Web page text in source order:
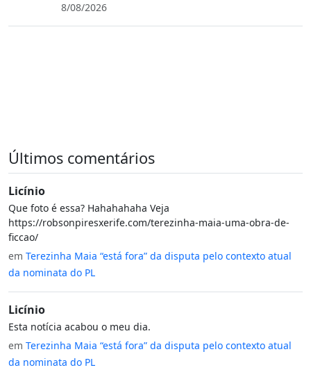
8/08/2026
Últimos comentários
Licínio
Que foto é essa? Hahahahaha Veja
https://robsonpiresxerife.com/terezinha-maia-uma-obra-de-
ficcao/
em Terezinha Maia “está fora” da disputa pelo contexto atual
da nominata do PL
Licínio
Esta notícia acabou o meu dia.
em Terezinha Maia “está fora” da disputa pelo contexto atual
da nominata do PL